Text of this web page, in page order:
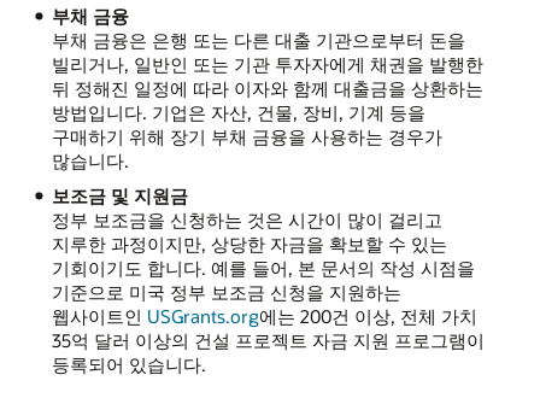
부채 금융
부채 금융은 은행 또는 다른 대출 기관으로부터 돈을
빌리거나, 일반인 또는 기관 투자자에게 채권을 발행한
뒤 정해진 일정에 따라 이자와 함께 대출금을 상환하는
방법입니다. 기업은 자산, 건물, 장비, 기계 등을
구매하기 위해 장기 부채 금융을 사용하는 경우가
많습니다.
보조금 및 지원금
정부 보조금을 신청하는 것은 시간이 많이 걸리고
지루한 과정이지만, 상당한 자금을 확보할 수 있는
기회이기도 합니다. 예를 들어, 본 문서의 작성 시점을
기준으로 미국 정부 보조금 신청을 지원하는
웹사이트인 USGrants.org에는 200건 이상, 전체 가치
35억 달러 이상의 건설 프로젝트 자금 지원 프로그램이
등록되어 있습니다.